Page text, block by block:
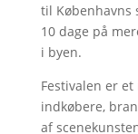
til Københavns
10 dage på
i byen.
Festivalen er
indkøbere,
af